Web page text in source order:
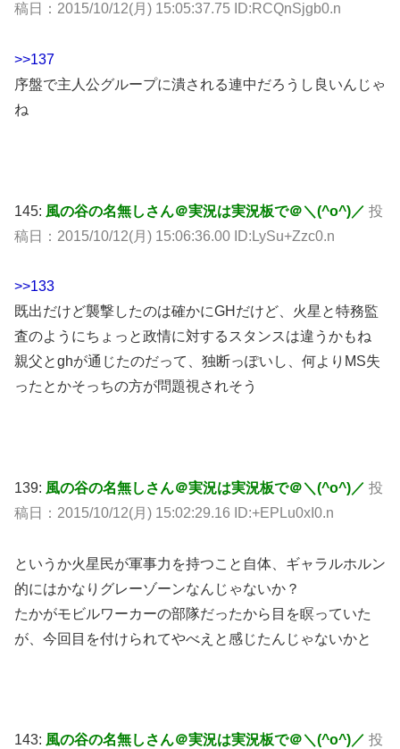
稿日：2015/10/12(月) 15:05:37.75 ID:RCQnSjgb0.n
>>137
序盤で主人公グループに潰される連中だろうし良いんじゃ
ね
145: 風の谷の名無しさん＠実況は実況板で＠＼(^o^)／ 投
稿日：2015/10/12(月) 15:06:36.00 ID:LySu+Zzc0.n
>>133
既出だけど襲撃したのは確かにGHだけど、火星と特務監
査のようにちょっと政情に対するスタンスは違うかもね
親父とghが通じたのだって、独断っぽいし、何よりMS失
ったとかそっちの方が問題視されそう
139: 風の谷の名無しさん＠実況は実況板で＠＼(^o^)／ 投
稿日：2015/10/12(月) 15:02:29.16 ID:+EPLu0xI0.n
というか火星民が軍事力を持つこと自体、ギャラルホルン
的にはかなりグレーゾーンなんじゃないか？
たかがモビルワーカーの部隊だったから目を瞑っていた
が、今回目を付けられてやべえと感じたんじゃないかと
143: 風の谷の名無しさん＠実況は実況板で＠＼(^o^)／ 投